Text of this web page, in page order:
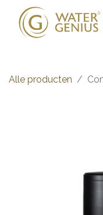
Alle producten